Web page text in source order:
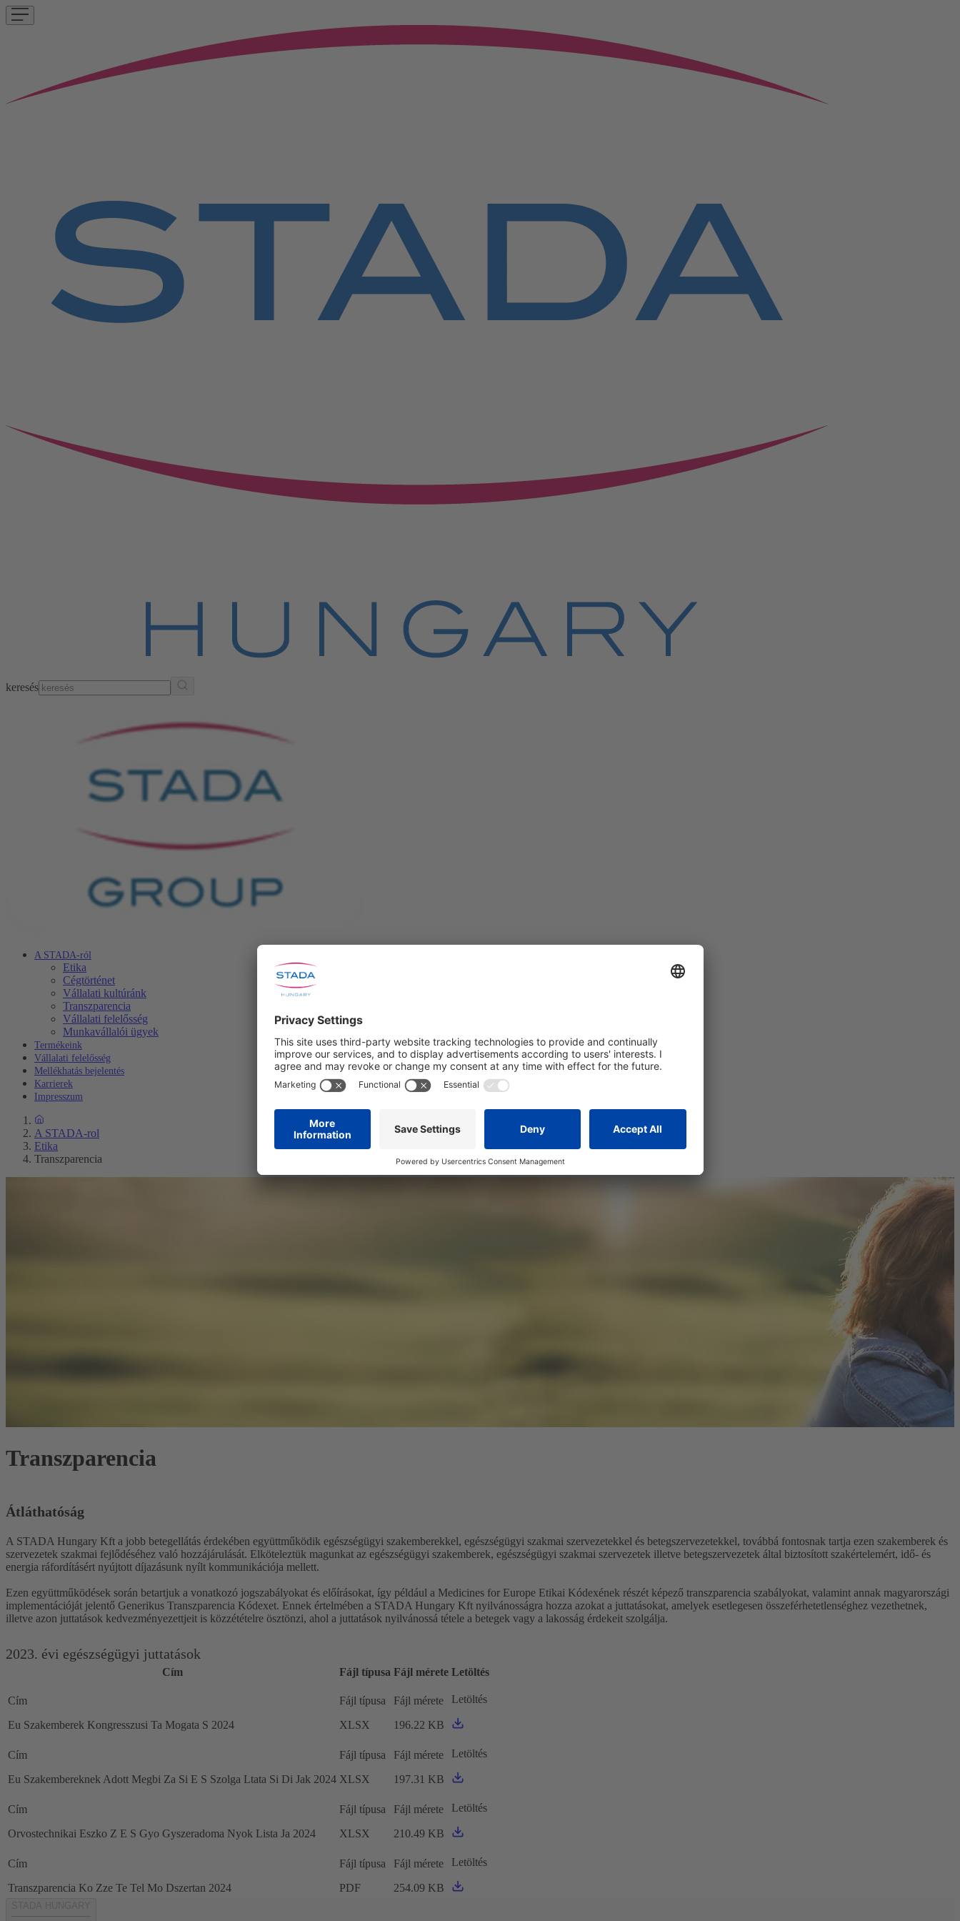
keresés
A STADA-ról
Etika
Cégtörténet
Vállalati kultúránk
Transzparencia
Vállalati felelősség
Munkavállalói ügyek
Termékeink
Vállalati felelősség
Mellékhatás bejelentés
Karrierek
Impresszum
A STADA-rol
Etika
Transzparencia
Transzparencia
Átláthatóság
A STADA Hungary Kft a jobb betegellátás érdekében együttműködik egészségügyi szakemberekkel, egészségügyi szakmai szervezetekkel és betegszervezetekkel, továbbá fontosnak tartja ezen szakemberek és
szervezetek szakmai fejlődéséhez való hozzájárulását. Elköteleztük magunkat az egészségügyi szakemberek, egészségügyi szakmai szervezetek illetve betegszervezetek által biztosított szakértelemért, idő- és
energia ráfordításért nyújtott díjazásunk nyílt kommunikációja mellett.
Ezen együttműködések során betartjuk a vonatkozó jogszabályokat és előírásokat, így például a Medicines for Europe Etikai Kódexének részét képező transzparencia szabályokat, valamint annak magyarországi
implementációját jelentő Generikus Transzparencia Kódexet. Ennek értelmében a STADA Hungary Kft nyilvánosságra hozza azokat a juttatásokat, amelyek esetlegesen összeférhetetlenséghez vezethetnek,
illetve azon juttatások kedvezményezettjeit is közzétételre ösztönzi, ahol a juttatások nyilvánossá tétele a betegek vagy a lakosság érdekeit szolgálja.
2023. évi egészségügyi juttatások
Cím Fájl típusa Fájl mérete Letöltés
Cím
Eu Szakemberek Kongresszusi Ta Mogata S 2024
Fájl típusa
XLSX
Fájl mérete
196.22 KB
Letöltés
Cím
Eu Szakembereknek Adott Megbi Za Si E S Szolga Ltata Si Di Jak 2024
Fájl típusa
XLSX
Fájl mérete
197.31 KB
Letöltés
Cím
Orvostechnikai Eszko Z E S Gyo Gyszeradoma Nyok Lista Ja 2024
Fájl típusa
XLSX
Fájl mérete
210.49 KB
Letöltés
Cím
Transzparencia Ko Zze Te Tel Mo Dszertan 2024
Fájl típusa
PDF
Fájl mérete
254.09 KB
Letöltés